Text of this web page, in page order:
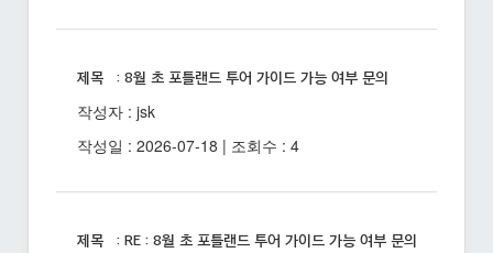
제목 : 8월 초 포틀랜드 투어 가이드 가능 여부 문의
작성자 : jsk
작성일 : 2026-07-18 | 조회수 : 4
제목 : RE : 8월 초 포틀랜드 투어 가이드 가능 여부 문의